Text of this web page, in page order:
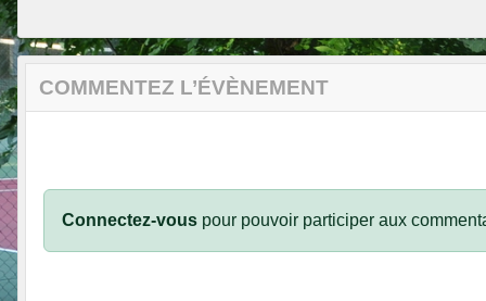
COMMENTEZ L’ÉVÈNEMENT
Connectez-vous pour pouvoir participer aux